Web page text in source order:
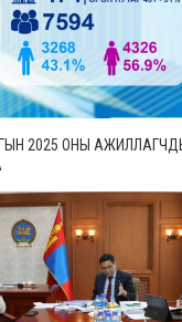
2025 ОНЫ